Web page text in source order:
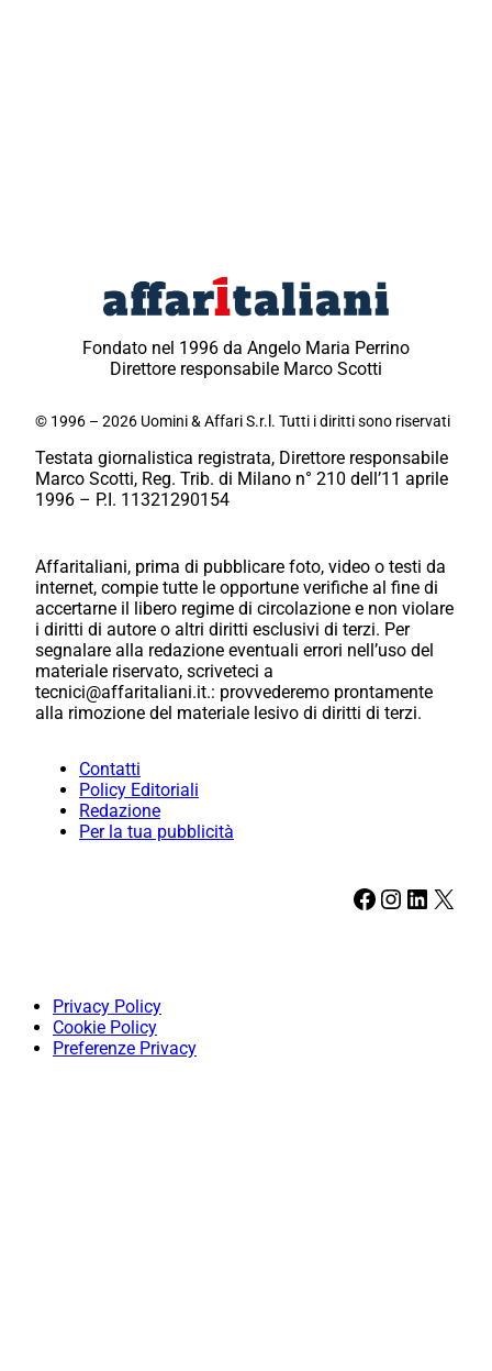
Fondato nel 1996 da Angelo Maria Perrino
Direttore responsabile Marco Scotti
© 1996 – 2026 Uomini & Affari S.r.l. Tutti i diritti sono riservati
Testata giornalistica registrata, Direttore responsabile
Marco Scotti, Reg. Trib. di Milano n° 210 dell’11 aprile
1996 – P.I. 11321290154
Affaritaliani, prima di pubblicare foto, video o testi da
internet, compie tutte le opportune verifiche al fine di
accertarne il libero regime di circolazione e non violare
i diritti di autore o altri diritti esclusivi di terzi. Per
segnalare alla redazione eventuali errori nell’uso del
materiale riservato, scriveteci a
tecnici@affaritaliani.it.: provvederemo prontamente
alla rimozione del materiale lesivo di diritti di terzi.
Contatti
Policy Editoriali
Redazione
Per la tua pubblicità
Facebook Instagram LinkedIn X
Privacy Policy
Cookie Policy
Preferenze Privacy